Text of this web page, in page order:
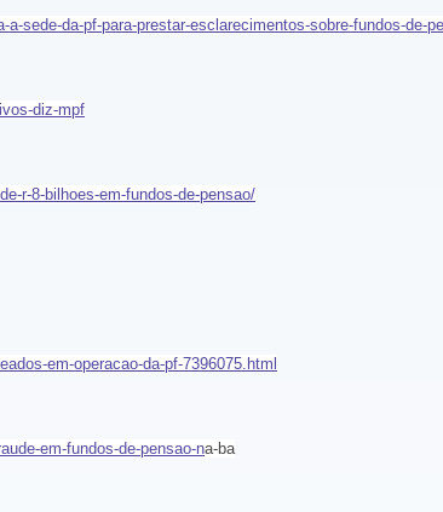
sede-da-pf-para-prestar-esclarecimentos-sobre-fundos-de-
diz-mpf
r-8-bilhoes-em-fundos-de-pensao/
em-operacao-da-pf-7396075.html
em-fundos-de-pensao-na-ba